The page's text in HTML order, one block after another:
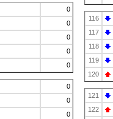
0
0
0
0
0
0
0
0
116
117
118
119
120
121
122